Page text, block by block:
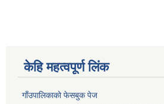
केहि महत्वपूर्ण लिंक
गाँउपालिकाको फेसबुक पेज